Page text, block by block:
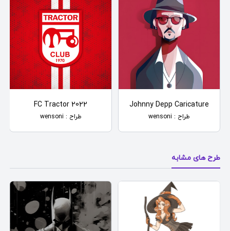
Johnny Depp Caricature
طراح : wensoni
FC Tractor 2022
طراح : wensoni
طرح های مشابه